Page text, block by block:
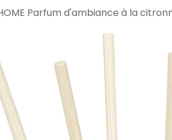
Parfum d'ambiance à la